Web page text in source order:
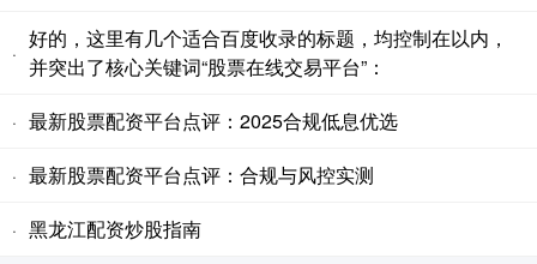
·
好的，这里有几个适合百度收录的标题，均控制在以内，
并突出了核心关键词“股票在线交易平台”：
· 最新股票配资平台点评：2025合规低息优选
· 最新股票配资平台点评：合规与风控实测
· 黑龙江配资炒股指南